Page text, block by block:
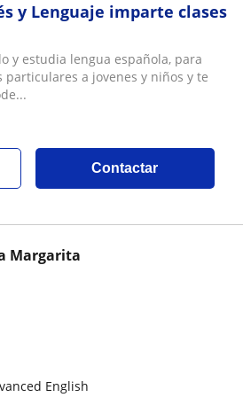
y Lenguaje imparte clases
y estudia lengua española, para
particulares a jovenes y niños y te
Contactar
Margarita
English